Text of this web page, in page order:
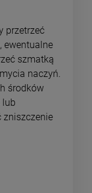
przetrzeć
ewentualne
szmatką
naczyń.
środków
lub
zniszczenie